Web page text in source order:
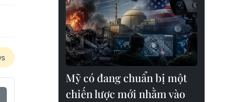
Mỹ có đang chuẩn bị một
chiến lược mới nhằm vào